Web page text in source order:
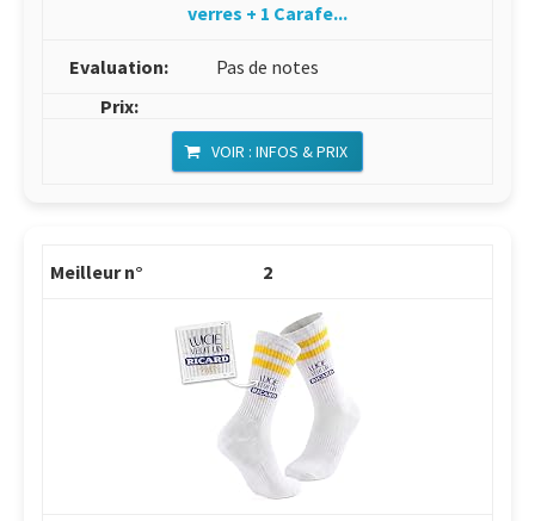
verres + 1 Carafe...
Pas de notes
VOIR : INFOS & PRIX
2